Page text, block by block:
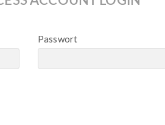
Passwort